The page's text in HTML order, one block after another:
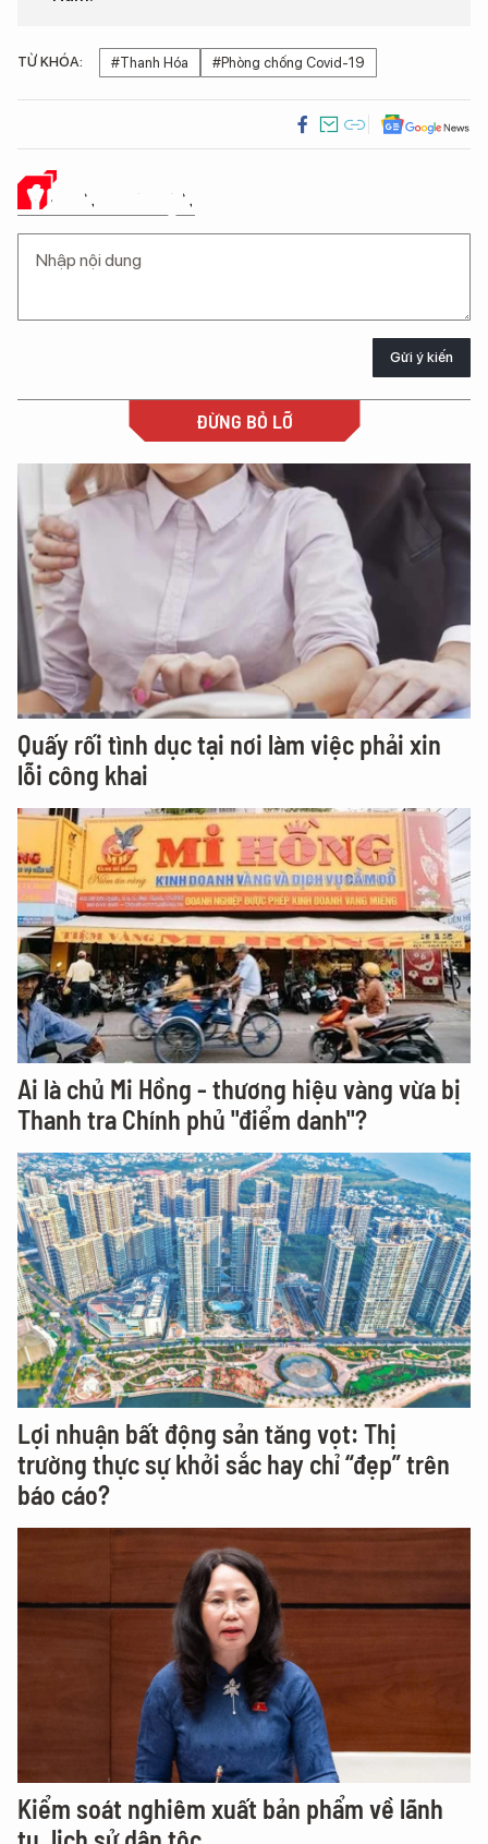
TỪ KHÓA: #Thanh Hóa #Phòng chống Covid-19
Ý KIẾN CỦA BẠN
Gửi ý kiến
ĐỪNG BỎ LỠ
Quấy rối tình dục tại nơi làm việc phải xin
lỗi công khai
Ai là chủ Mi Hồng - thương hiệu vàng vừa bị
Thanh tra Chính phủ "điểm danh"?
Lợi nhuận bất động sản tăng vọt: Thị
trường thực sự khởi sắc hay chỉ “đẹp” trên
báo cáo?
Kiểm soát nghiêm xuất bản phẩm về lãnh